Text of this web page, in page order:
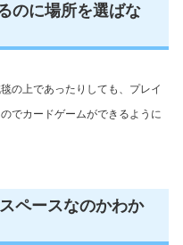
のに場所を選ばな
の上であったりしても、プレイ
でカードゲームができるように
ペースなのかわか